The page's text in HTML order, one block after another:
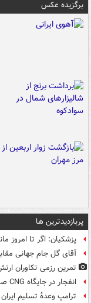
برگزیده عکس
پربازدیدترین ها
پزشکیان: اگر تا امروز
آقای گل جام جهانی
تمرین رزمی تکاوران
انفجار در جایگاه CNG صحنه یک کشته و سه مصدوم برجا گذاشت
ترامپ وعدۀ تسلیم